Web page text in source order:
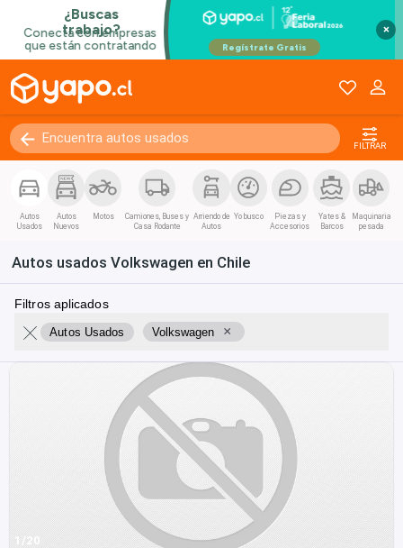
×
FILTRAR
Autos
Usados
Autos
Nuevos
Motos
Camiones, Buses y
Casa Rodante
Arriendo de
Autos
Yo busco
Piezas y
Accesorios
Yates &
Barcos
Maquinaria
pesada
Autos usados Volkswagen en Chile
Filtros aplicados
Autos Usados Volkswagen ×
1/20